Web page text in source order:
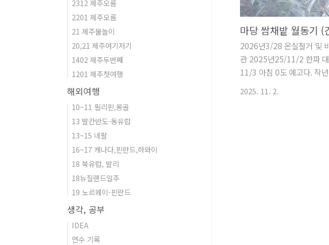
1.3kg을 준비해 쌀가루 내
들을 살펴봤더니 믹서로 하면
하여 준비... 하다가 그냥 방
맡겨 보기로 한다. 집앞 고정
이 월요일 휴일이라 다른 곳
가 마송시내 태광방앗간에서
했다. 방앗간 첫 경험"양이
2026년3/28 온실철거 및
관 2025년25/11/2 한파
11/3 아침 0도 예고다. 작년
2025. 11. 2.
2312 제주오름
2201 제주오름
21 제주물놀이
20,21 제주여기저기
1402 제주두번째
1201 제주첫여행
해외여행
10~11 필리핀,몽골
13 발칸반도-동유럽
13~15 네팔
16~17 캐나다,핀란드,하와이
18 북유럽, 발리
18뉴질랜드일주
19 노르웨이-핀란드
생각, 공부
IDEA
연수 기록